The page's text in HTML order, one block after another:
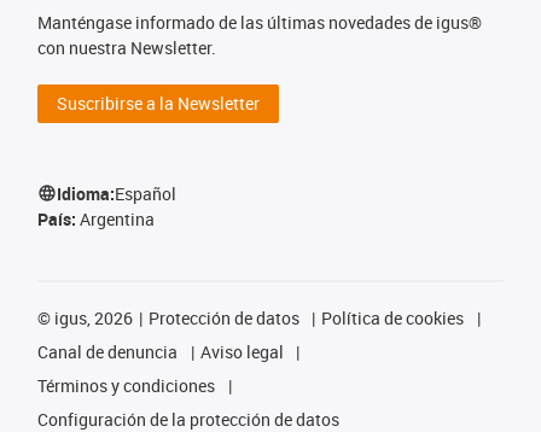
Manténgase informado de las últimas novedades de igus®
con nuestra Newsletter.
Suscribirse a la Newsletter
Idioma:Español
País: Argentina
© igus, 2026 Protección de datos
Política de cookies
Canal de denuncia
Aviso legal
Términos y condiciones
Configuración de la protección de datos